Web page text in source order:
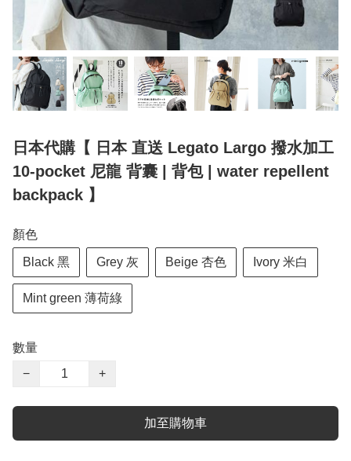
日本代購【 日本 直送 Legato Largo 撥水加工
10-pocket 尼龍 背囊 | 背包 | water repellent
backpack 】
顏色
Black 黑 Grey 灰 Beige 杏色 Ivory 米白
Mint green 薄荷綠
數量
−
+
加至購物車